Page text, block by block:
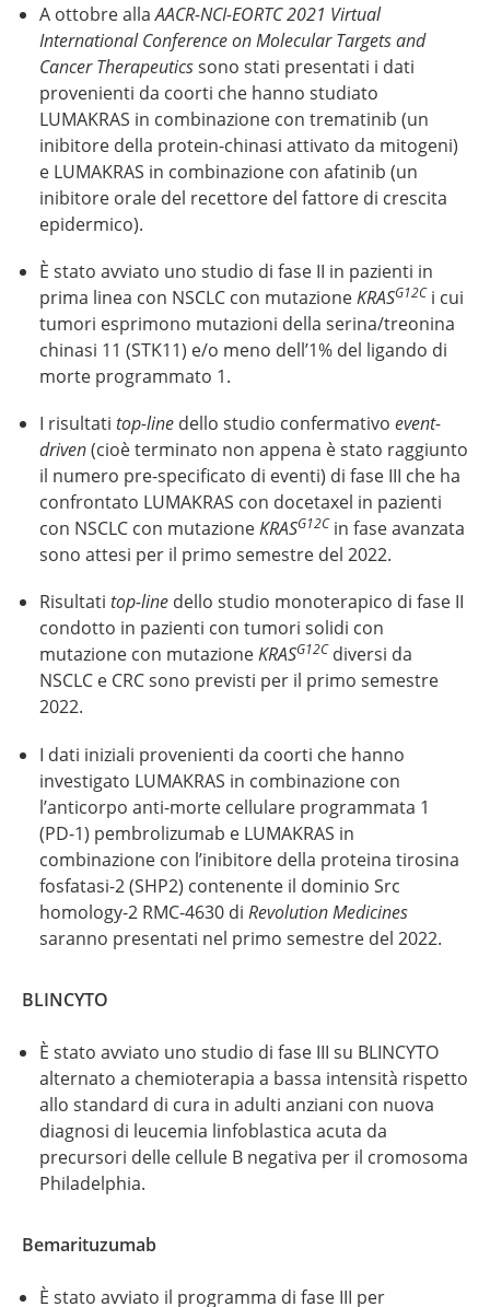
A ottobre allaAACR-NCI-EORTC 2021 Virtual
International Conference on Molecular Targets and
Cancer Therapeuticssono stati presentati i dati
provenienti da coorti che hanno studiato
LUMAKRAS in combinazione con trematinib (un
inibitore della protein-chinasi attivato da mitogeni)
e LUMAKRAS in combinazione con afatinib (un
inibitore orale del recettore del fattore di crescita
epidermico).
È stato avviato uno studio di fase II in pazienti in
prima linea con NSCLC con mutazioneKRASG12C i cui
tumori esprimono mutazioni della serina/treonina
chinasi 11 (STK11) e/o meno dell’1% del ligando di
morte programmato 1.
I risultati top-line dello studio confermativo event-
driven(cioè terminato non appena è stato raggiunto
il numero pre-specificato di eventi) di fase III che ha
confrontato LUMAKRAS con docetaxel in pazienti
con NSCLC con mutazioneKRASG12C in fase avanzata
sono attesi per il primo semestre del 2022.
Risultati top-line dello studio monoterapico di fase II
condotto in pazienti con tumori solidi con
mutazione con mutazioneKRASG12C diversi da
NSCLC e CRC sono previsti per il primo semestre
2022.
I dati iniziali provenienti da coorti che hanno
investigato LUMAKRAS in combinazione con
l’anticorpo anti-morte cellulare programmata 1
(PD-1) pembrolizumab e LUMAKRAS in
combinazione con l’inibitore della proteina tirosina
fosfatasi-2 (SHP2) contenente il dominio Src
homology-2 RMC-4630 di Revolution Medicines
saranno presentati nel primo semestre del 2022.
BLINCYTO
È stato avviato uno studio di fase III su BLINCYTO
alternato a chemioterapia a bassa intensità rispetto
allo standard di cura in adulti anziani con nuova
diagnosi di leucemia linfoblastica acuta da
precursori delle cellule B negativa per il cromosoma
Philadelphia.
Bemarituzumab
È stato avviato il programma di fase III per